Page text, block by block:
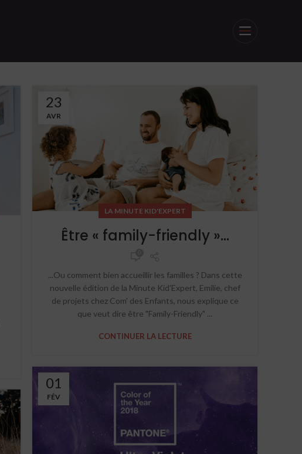
23
AVR
LA MINUTE KID'EXPERT
Être « family-friendly »…
...Ou comment bien accueillir les familles ? Dans cette
nouvelle édition de la Minute Kid'Expert, Emilie, chef
de projets chez Com' des Enfants, nous explique ce
que veut dire être "Family-Friendly" ...
CONTINUER LA LECTURE
01
FÉV